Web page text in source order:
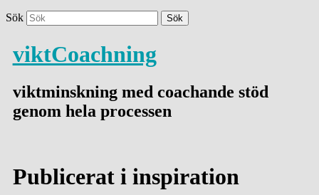
Sök
viktCoachning
viktminskning med coachande stöd
genom hela processen
Publicerat i inspiration